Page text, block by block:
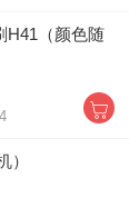
H41（颜色随
）